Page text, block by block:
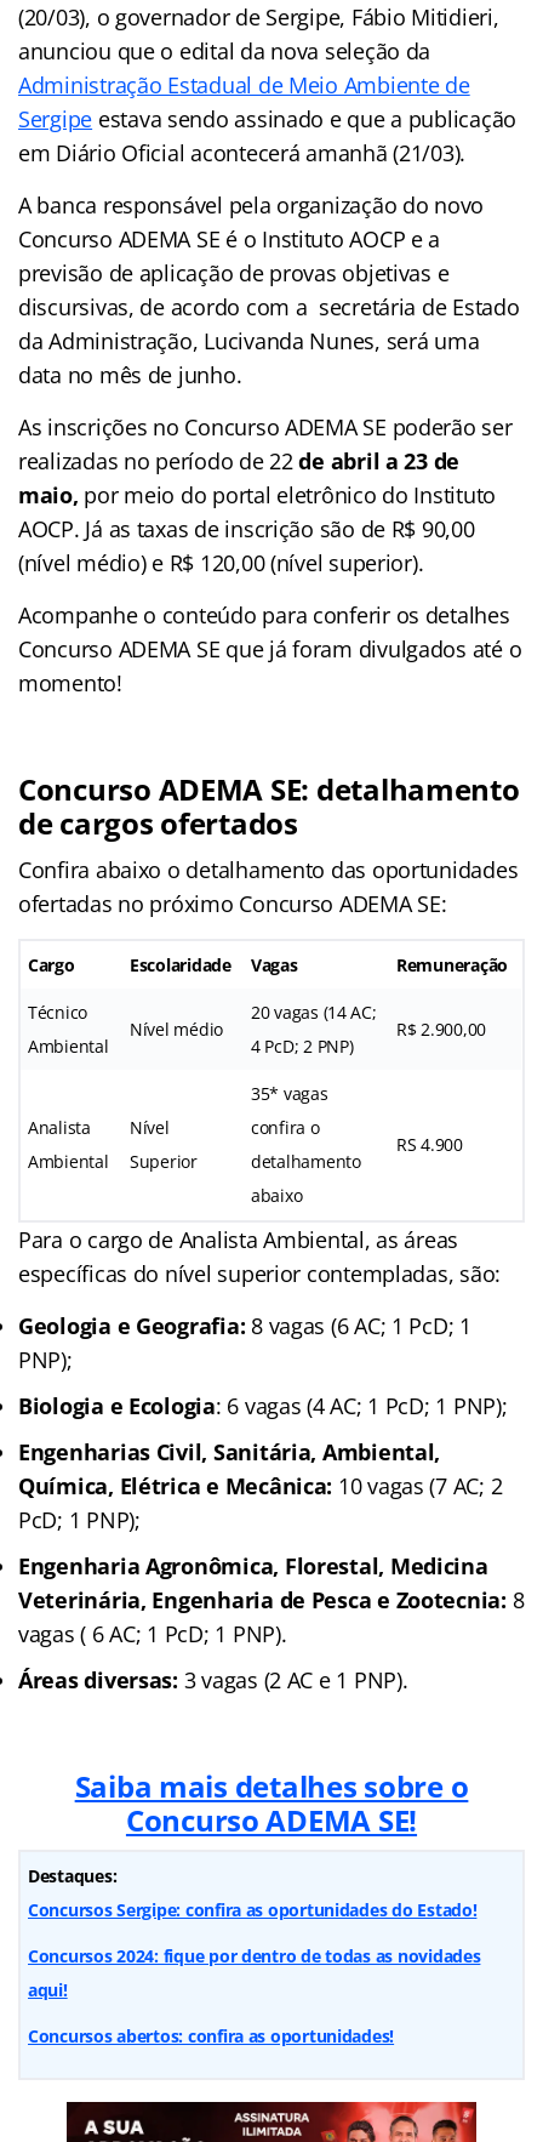
(20/03), o governador de Sergipe, Fábio Mitidieri,
anunciou que o edital da nova seleção da
Administração Estadual de Meio Ambiente de
Sergipe estava sendo assinado e que a publicação
em Diário Oficial acontecerá amanhã (21/03).
A banca responsável pela organização do novo
Concurso ADEMA SE é o Instituto AOCP e a
previsão de aplicação de provas objetivas e
discursivas, de acordo com a secretária de Estado
da Administração, Lucivanda Nunes, será uma
data no mês de junho.
As inscrições no Concurso ADEMA SE poderão ser
realizadas no período de 22de abril a 23 de
maio, por meio do portal eletrônico do Instituto
AOCP. Já as taxas de inscrição são de R$ 90,00
(nível médio) e R$ 120,00 (nível superior).
Acompanhe o conteúdo para conferir os detalhes
Concurso ADEMA SE que já foram divulgados até o
momento!
Concurso ADEMA SE: detalhamento
de cargos ofertados
Confira abaixo o detalhamento das oportunidades
ofertadas no próximo Concurso ADEMA SE:
Cargo Escolaridade Vagas Remuneração
Técnico
Ambiental
Nível médio
20 vagas (14 AC;
4 PcD; 2 PNP)
R$ 2.900,00
Analista
Ambiental
Nível
Superior
35* vagas
confira o
detalhamento
abaixo
RS 4.900
Para o cargo de Analista Ambiental, as áreas
específicas do nível superior contempladas, são:
Geologia e Geografia: 8 vagas (6 AC; 1 PcD; 1
PNP);
Biologia e Ecologia: 6 vagas (4 AC; 1 PcD; 1 PNP);
Engenharias Civil, Sanitária, Ambiental,
Química, Elétrica e Mecânica: 10 vagas (7 AC; 2
PcD; 1 PNP);
Engenharia Agronômica, Florestal, Medicina
Veterinária, Engenharia de Pesca e Zootecnia: 8
vagas ( 6 AC; 1 PcD; 1 PNP).
Áreas diversas: 3 vagas (2 AC e 1 PNP).
Saiba mais detalhes sobre o
Concurso ADEMA SE!
Destaques:
Concursos Sergipe: confira as oportunidades do Estado!
Concursos 2024: fique por dentro de todas as novidades
aqui!
Concursos abertos: confira as oportunidades!